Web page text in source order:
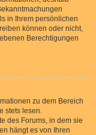
in Ihrem persönlichen
können oder nicht,
Berechtigungen
zu dem Bereich
stets lesen.
des Forums, in dem sie
hängt es von Ihren